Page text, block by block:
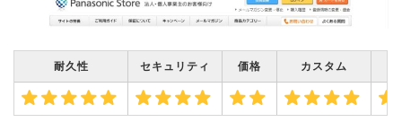
耐久性 セキュリティ 価格 カスタム